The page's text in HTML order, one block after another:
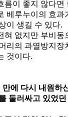
름이 좋지 않다면
베루누이의 효과
이 생길 수 있다.
혀 없지만 부비동
리의 과열방지장
것이다.
에 다시 내원하
둘러싸고 있었